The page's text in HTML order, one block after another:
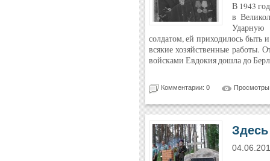
В 1943
в
солдатом, ей приходилось быть
всякие хозяйственные
войсками Евдокия дошла до
Комментарии: 0